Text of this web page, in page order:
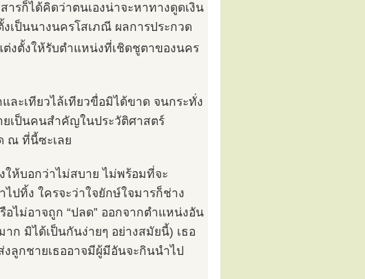
รก็ได้คิดว่าตนเองน่าจะหาทางดูดเงิน
เป็นนางนครโสเภณี ผลการประกวด
งตั้งให้รับตำแหน่งที่เชิดชูตาของนคร
ละเทียวไล้เทียวขื่อมิได้ขาด จนกระทั่ง
เป็นคนสำคัญในประวัติศาสตร์
ณ ที่นี้ซะเลย
ให้บอกว่าไม่สบาย ไม่พร้อมที่จะ
ปทิ้ง ใครจะว่าใจยักษ์ใจมารก็ช่าง
อไม่อาจถูก “ปลด” ออกจากตำแหน่งอัน
ก มิได้เป็นกันง่ายๆ อย่างสมัยนี้) เธอ
ลูกชายเธออาจมีผู้มีอันจะกินนำไป